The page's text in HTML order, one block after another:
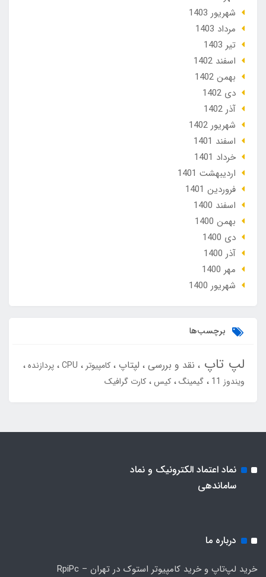
شهریور 1403
مرداد 1403
تير 1403
اسفند 1402
بهمن 1402
دی 1402
آذر 1402
شهریور 1402
اسفند 1401
خرداد 1401
ارديبهشت 1401
فروردین 1401
اسفند 1400
بهمن 1400
دی 1400
آذر 1400
مهر 1400
شهریور 1400
برچسب‌ها
لپ تاپ نقد و بررسی لپتاپ کامپیوتر CPU پردازنده
ویندوز 11
گیمینگ کیس کارت گرافیک
نماد اعتماد الکترونیک و نماد
ساماندهی
درباره ما
خرید لپ‌تاپ و خرید کامپیوتر استوک در تهران – RpiPc